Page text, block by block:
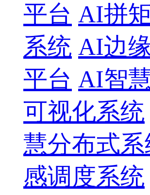
平台 AI拼
系统 AI边
平台 AI智
可视化系统
慧分布式系
感调度系统